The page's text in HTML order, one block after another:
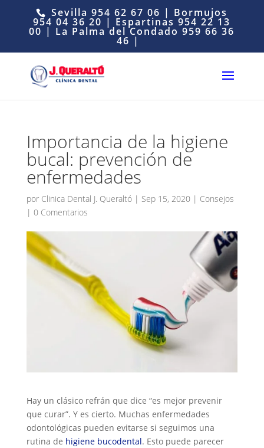
Sevilla954 62 67 06 | Bormujos
954 04 36 20 | Espartinas954 22 13
00 | La Palma del Condado959 66 36
46 |
Importancia de la higiene
bucal: prevención de
enfermedades
por Clinica Dental J. Queraltó| Sep 15, 2020| Consejos
| 0 Comentarios
Hay un clásico refrán que dice “es mejor prevenir
que curar”. Y es cierto. Muchas enfermedades
odontológicas pueden evitarse si seguimos una
rutina de higiene bucodental. Esto puede parecer